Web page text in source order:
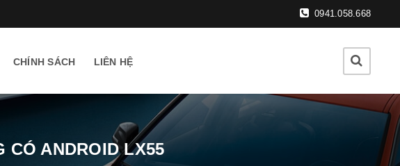
0941.058.668
CHÍNH SÁCH LIÊN HỆ
CÓ ANDROID LX55